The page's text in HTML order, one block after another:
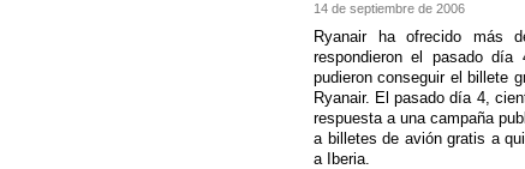
14 de septiembre de 2006
Ryanair ha ofrecido más
respondieron el pasado
pudieron conseguir el billete
Ryanair. El pasado dí­a 4,
respuesta a una campaña
a billetes de avión gratis a
a Iberia.